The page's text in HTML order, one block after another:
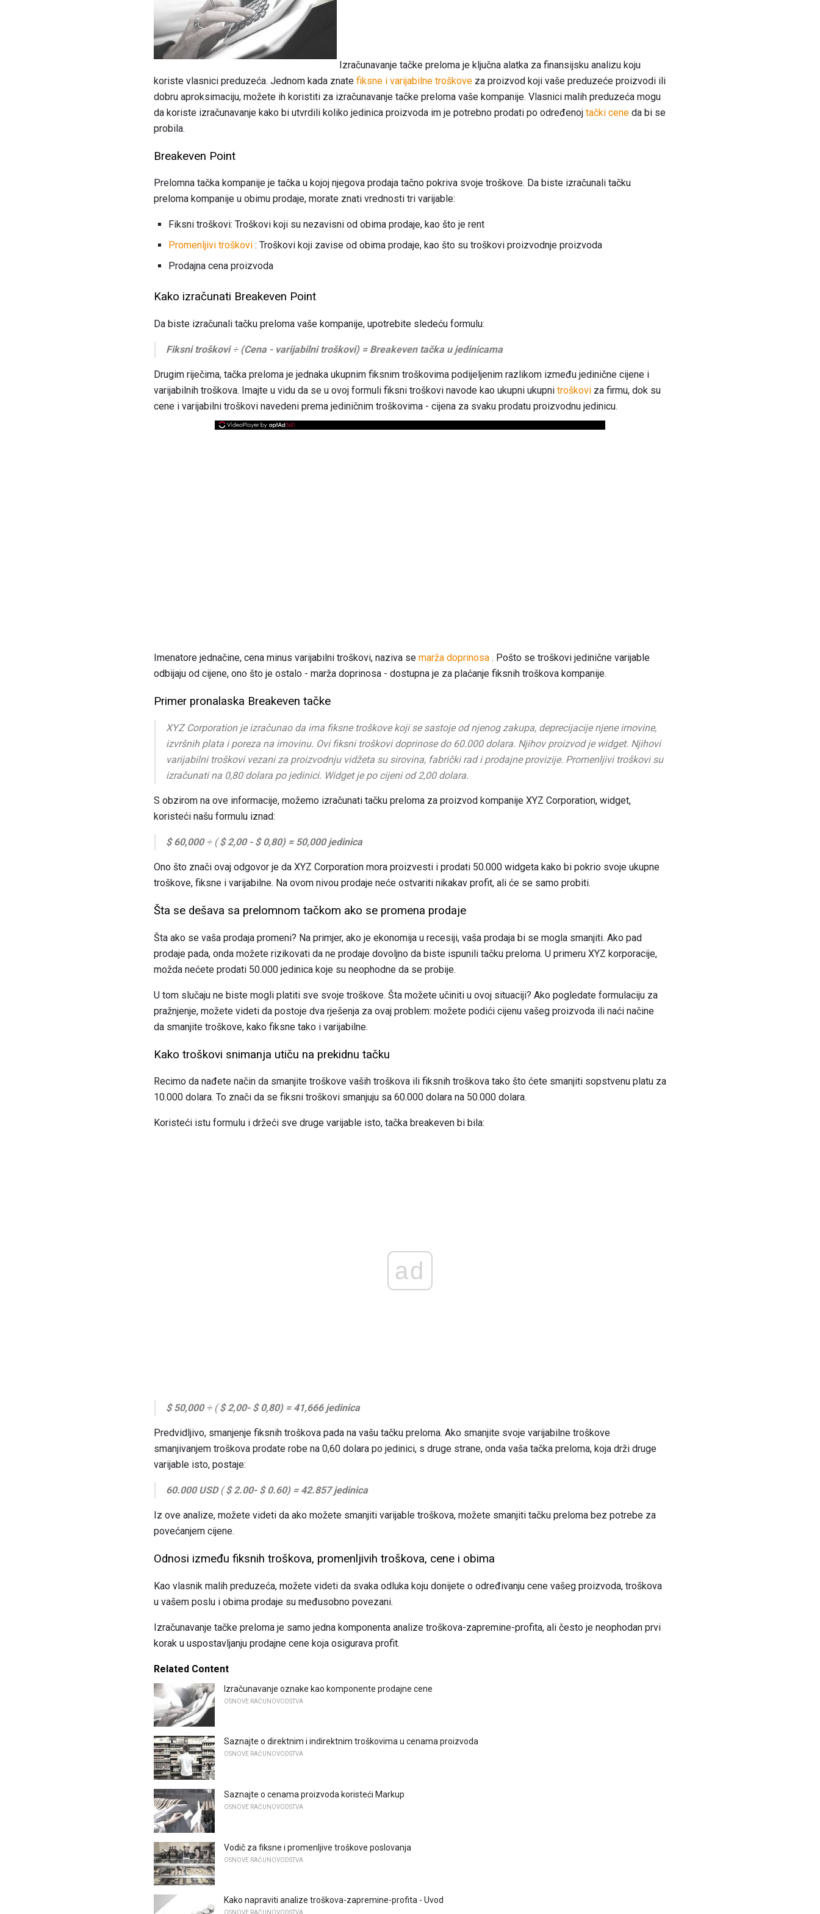
Izračunavanje tačke preloma je ključna alatka za finansijsku analizu koju
koriste vlasnici preduzeća. Jednom kada znate fiksne i varijabilne troškove za proizvod koji vaše preduzeće proizvodi ili
dobru aproksimaciju, možete ih koristiti za izračunavanje tačke preloma vaše kompanije. Vlasnici malih preduzeća mogu
da koriste izračunavanje kako bi utvrdili koliko jedinica proizvoda im je potrebno prodati po određenoj tački cene da bi se
probila.
Breakeven Point
Prelomna tačka kompanije je tačka u kojoj njegova prodaja tačno pokriva svoje troškove. Da biste izračunali tačku
preloma kompanije u obimu prodaje, morate znati vrednosti tri varijable:
Fiksni troškovi: Troškovi koji su nezavisni od obima prodaje, kao što je rent
Promenljivi troškovi : Troškovi koji zavise od obima prodaje, kao što su troškovi proizvodnje proizvoda
Prodajna cena proizvoda
Kako izračunati Breakeven Point
Da biste izračunali tačku preloma vaše kompanije, upotrebite sledeću formulu:
Fiksni troškovi÷ (Cena - varijabilni troškovi) = Breakeven tačka u jedinicama
Drugim riječima, tačka preloma je jednaka ukupnim fiksnim troškovima podijeljenim razlikom između jedinične cijene i
varijabilnih troškova. Imajte u vidu da se u ovoj formuli fiksni troškovi navode kao ukupni ukupni troškovi za firmu, dok su
cene i varijabilni troškovi navedeni prema jediničnim troškovima - cijena za svaku prodatu proizvodnu jedinicu.
Imenatore jednačine, cena minus varijabilni troškovi, naziva se marža doprinosa . Pošto se troškovi jedinične varijable
odbijaju od cijene, ono što je ostalo - marža doprinosa - dostupna je za plaćanje fiksnih troškova kompanije.
Primer pronalaska Breakeven tačke
XYZ Corporation je izračunao da ima fiksne troškove koji se sastoje od njenog zakupa, deprecijacije njene imovine,
izvršnih plata i poreza na imovinu. Ovi fiksni troškovi doprinose do 60.000 dolara. Njihov proizvod je widget. Njihovi
varijabilni troškovi vezani za proizvodnju vidžeta su sirovina, fabrički rad i prodajne provizije. Promenljivi troškovi su
izračunati na 0,80 dolara po jedinici. Widget je po cijeni od 2,00 dolara.
S obzirom na ove informacije, možemo izračunati tačku preloma za proizvod kompanije XYZ Corporation, widget,
koristeći našu formulu iznad:
$ 60,000÷ ($ 2,00 - $ 0,80) = 50,000 jedinica
Ono što znači ovaj odgovor je da XYZ Corporation mora proizvesti i prodati 50.000 widgeta kako bi pokrio svoje ukupne
troškove, fiksne i varijabilne. Na ovom nivou prodaje neće ostvariti nikakav profit, ali će se samo probiti.
Šta se dešava sa prelomnom tačkom ako se promena prodaje
Šta ako se vaša prodaja promeni? Na primjer, ako je ekonomija u recesiji, vaša prodaja bi se mogla smanjiti. Ako pad
prodaje pada, onda možete rizikovati da ne prodaje dovoljno da biste ispunili tačku preloma. U primeru XYZ korporacije,
možda nećete prodati 50.000 jedinica koje su neophodne da se probije.
U tom slučaju ne biste mogli platiti sve svoje troškove. Šta možete učiniti u ovoj situaciji? Ako pogledate formulaciju za
pražnjenje, možete videti da postoje dva rješenja za ovaj problem: možete podići cijenu vašeg proizvoda ili naći načine
da smanjite troškove, kako fiksne tako i varijabilne.
Kako troškovi snimanja utiču na prekidnu tačku
Recimo da nađete način da smanjite troškove vaših troškova ili fiksnih troškova tako što ćete smanjiti sopstvenu platu za
10.000 dolara. To znači da se fiksni troškovi smanjuju sa 60.000 dolara na 50.000 dolara.
Koristeći istu formulu i držeći sve druge varijable isto, tačka breakeven bi bila:
ad
$ 50,000÷ ($ 2,00- $ 0,80) = 41,666 jedinica
Predvidljivo, smanjenje fiksnih troškova pada na vašu tačku preloma. Ako smanjite svoje varijabilne troškove
smanjivanjem troškova prodate robe na 0,60 dolara po jedinici, s druge strane, onda vaša tačka preloma, koja drži druge
varijable isto, postaje:
60.000 USD($ 2.00- $ 0.60) = 42.857 jedinica
Iz ove analize, možete videti da ako možete smanjiti varijable troškova, možete smanjiti tačku preloma bez potrebe za
povećanjem cijene.
Odnosi između fiksnih troškova, promenljivih troškova, cene i obima
Kao vlasnik malih preduzeća, možete videti da svaka odluka koju donijete o određivanju cene vašeg proizvoda, troškova
u vašem poslu i obima prodaje su međusobno povezani.
Izračunavanje tačke preloma je samo jedna komponenta analize troškova-zapremine-profita, ali često je neophodan prvi
korak u uspostavljanju prodajne cene koja osigurava profit.
Related Content
Izračunavanje oznake kao komponente prodajne cene
OSNOVE RAČUNOVODSTVA
Saznajte o direktnim i indirektnim troškovima u cenama proizvoda
OSNOVE RAČUNOVODSTVA
Saznajte o cenama proizvoda koristeći Markup
OSNOVE RAČUNOVODSTVA
Vodič za fiksne i promenljive troškove poslovanja
OSNOVE RAČUNOVODSTVA
Kako napraviti analize troškova-zapremine-profita - Uvod